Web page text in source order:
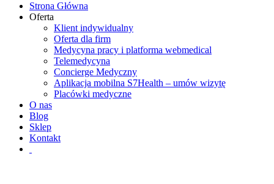
Strona Główna
Oferta
Klient indywidualny
Oferta dla firm
Medycyna pracy i platforma webmedical
Telemedycyna
Concierge Medyczny
Aplikacja mobilna S7Health – umów wizytę
Placówki medyczne
O nas
Blog
Sklep
Kontakt